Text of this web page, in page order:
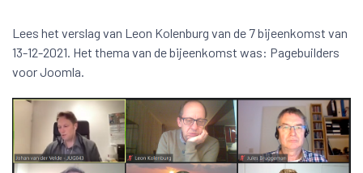
Lees het verslag van Leon Kolenburg van de 7 bijeenkomst van
13-12-2021. Het thema van de bijeenkomst was: Pagebuilders
voor Joomla.